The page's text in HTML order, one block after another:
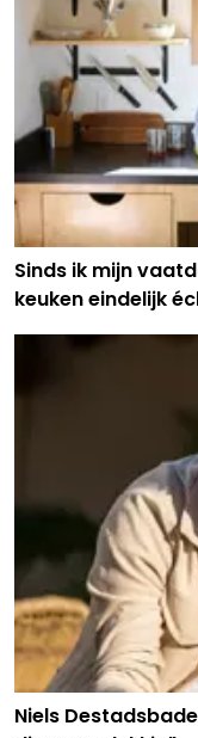
Sinds ik mijn
keuken eindelijk
Niels